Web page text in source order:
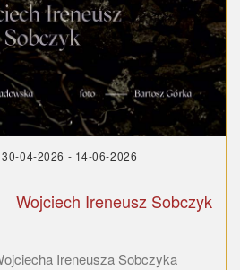
30-04-2026 - 14-06-2026
Wojciech Ireneusz Sobczyk
Ireneusza Sobczyka